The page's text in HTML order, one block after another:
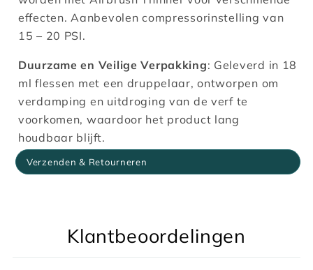
effecten. Aanbevolen compressorinstelling van
15 – 20 PSI​.
Duurzame en Veilige Verpakking: Geleverd in 18
ml flessen met een druppelaar, ontworpen om
verdamping en uitdroging van de verf te
voorkomen, waardoor het product lang
houdbaar blijft.
Verzenden & Retourneren
Klantbeoordelingen